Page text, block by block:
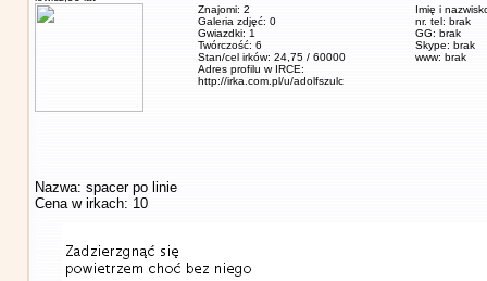
Znajomi: 2
Galeria zdjęć: 0
Gwiazdki: 1
Twórczość: 6
Stan/cel irków: 24,75 / 60000
Adres profilu w IRCE:
http://irka.com.pl/u/adolfszulc
Imię i
nr. tel: brak
GG: brak
Skype: brak
www: brak
Nazwa: spacer po linie
Cena w irkach: 10